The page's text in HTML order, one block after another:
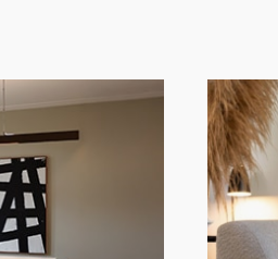
Meld je aan
voor onze
E-
mailadres